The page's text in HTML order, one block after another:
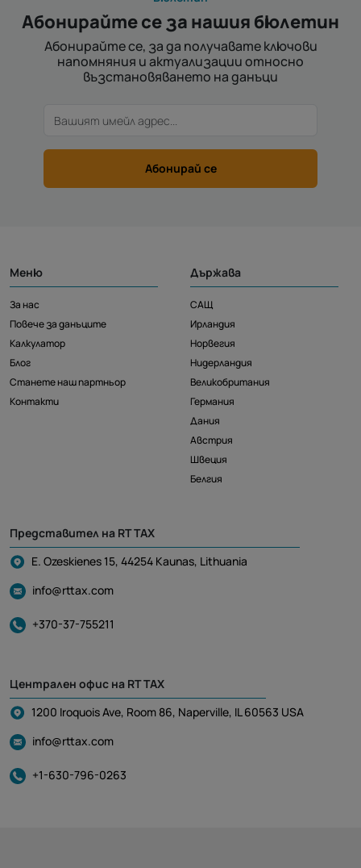
Абонирайте се за нашия бюлетин
Абонирайте се, за да получавате ключови
напомняния и актуализации относно
възстановяването на данъци
Абонирай се
Меню
За нас
Повече за данъците
Калкулатор
Блог
Станете наш партньор
Контакти
Държава
САЩ
Ирландия
Норвегия
Нидерландия
Великобритания
Германия
Дания
Австрия
Швеция
Белгия
Представител на RT TAX
E. Ozeskienes 15, 44254 Kaunas, Lithuania
info@rttax.com
+370-37-755211
Централен офис на RT TAX
1200 Iroquois Ave, Room 86, Naperville, IL 60563 USA
info@rttax.com
+1-630-796-0263